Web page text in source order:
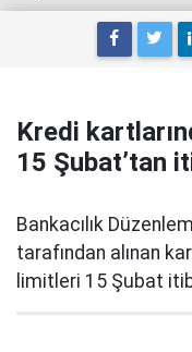
Kredi
15 Şubat’tan
Bankacılık
tarafından alınan
limitleri 15 Şubat